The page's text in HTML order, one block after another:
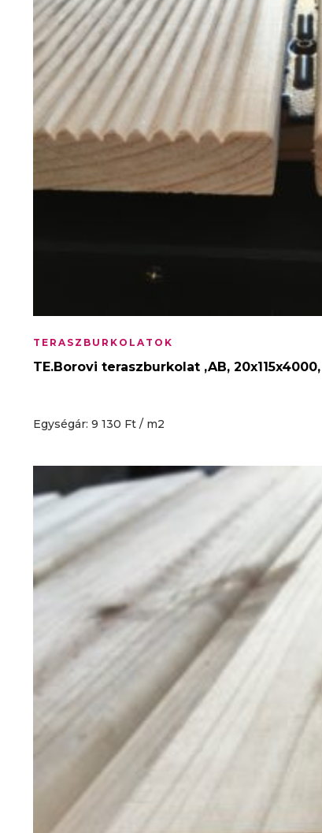
TERASZBURKOLATOK
TE.Borovi teraszburkolat ,AB,
Egységár: 9 130 Ft / m2